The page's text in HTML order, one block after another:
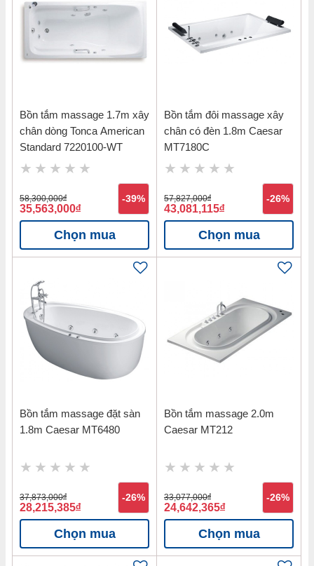
Bồn tắm massage 1.7m xây
chân dòng Tonca American
Standard 7220100-WT
58,300,000đ
35,563,000đ
-39%
Chọn mua
Bồn tắm đôi massage xây
chân có đèn 1.8m Caesar
MT7180C
57,827,000đ
43,081,115đ
-26%
Chọn mua
Bồn tắm massage đặt sàn
1.8m Caesar MT6480
37,873,000đ
28,215,385đ
-26%
Chọn mua
Bồn tắm massage 2.0m
Caesar MT212
33,077,000đ
24,642,365đ
-26%
Chọn mua